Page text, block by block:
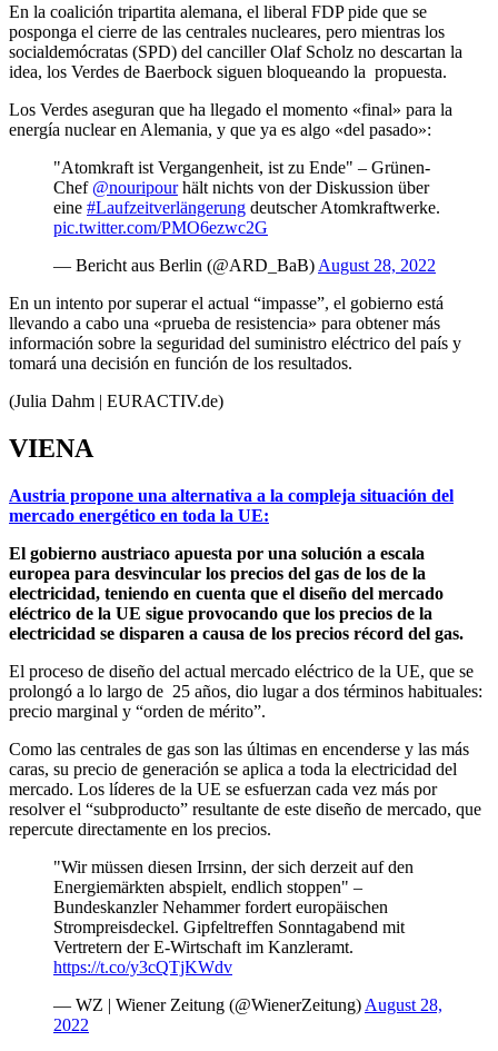
En la coalición tripartita alemana, el liberal FDP pide que se
posponga el cierre de las centrales nucleares, pero mientras los
socialdemócratas (SPD) del canciller Olaf Scholz no descartan la
idea, los Verdes de Baerbock siguen bloqueando la propuesta.
Los Verdes aseguran que ha llegado el momento «final» para la
energía nuclear en Alemania, y que ya es algo «del pasado»:
"Atomkraft ist Vergangenheit, ist zu Ende" – Grünen-
Chef @nouripourhält nichts von der Diskussion über
eine #Laufzeitverlängerung deutscher Atomkraftwerke.
pic.twitter.com/PMO6ezwc2G
— Bericht aus Berlin (@ARD_BaB) August 28, 2022
En un intento por superar el actual “impasse”, el gobierno está
llevando a cabo una «prueba de resistencia» para obtener más
información sobre la seguridad del suministro eléctrico del país y
tomará una decisión en función de los resultados.
(Julia Dahm | EURACTIV.de)
VIENA
Austria propone una alternativa a la compleja situación del
mercado energético en toda la UE:
El gobierno austriaco apuesta por una solución a escala
europea para desvincular los precios del gas de los de la
electricidad, teniendo en cuenta que el diseño del mercado
eléctrico de la UE sigue provocando que los precios de la
electricidad se disparen a causa de los precios récord del gas.
El proceso de diseño del actual mercado eléctrico de la UE, que se
prolongó a lo largo de 25 años, dio lugar a dos términos habituales:
precio marginal y “orden de mérito”.
Como las centrales de gas son las últimas en encenderse y las más
caras, su precio de generación se aplica a toda la electricidad del
mercado. Los líderes de la UE se esfuerzan cada vez más por
resolver el “subproducto” resultante de este diseño de mercado, que
repercute directamente en los precios.
"Wir müssen diesen Irrsinn, der sich derzeit auf den
Energiemärkten abspielt, endlich stoppen" –
Bundeskanzler Nehammer fordert europäischen
Strompreisdeckel. Gipfeltreffen Sonntagabend mit
Vertretern der E-Wirtschaft im Kanzleramt.
https://t.co/y3cQTjKWdv
— WZ | Wiener Zeitung (@WienerZeitung) August 28,
2022